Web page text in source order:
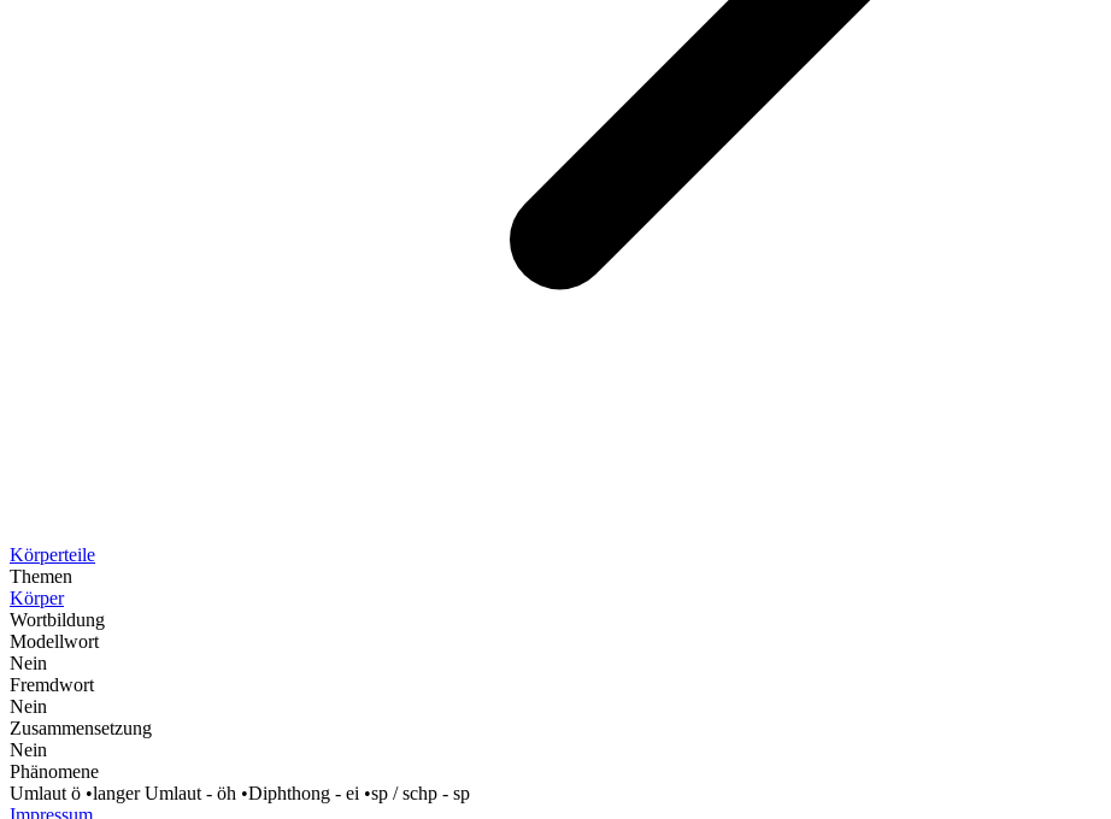
Körperteile
Themen
Körper
Wortbildung
Modellwort
Nein
Fremdwort
Nein
Zusammensetzung
Nein
Phänomene
Umlaut ö •langer Umlaut - öh •Diphthong - ei •sp / schp - sp
Impressum